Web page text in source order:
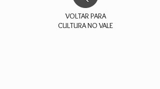
VOLTAR PARA
CULTURA NO VALE